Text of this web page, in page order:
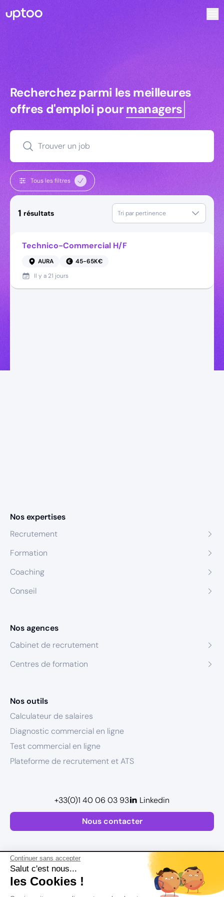
Continuer sans accepter
Salut c'est nous...
les Cookies !
Recherchez parmi les meilleures
Recherchez parmi les meilleures
offres d'emploi pourmanagers
Trouver un job
Tous les filtres
1 résultats Tri par pertinence
Technico-Commercial H/F
AURA
45-65K€
Il y a 21 jours
Nos expertises
Recrutement
Formation
Coaching
Conseil
Nos agences
Cabinet de recrutement
Centres de formation
Nos outils
Calculateur de salaires
Diagnostic commercial en ligne
Test commercial en ligne
Plateforme de recrutement et ATS
Nous contacter
+33(0)1 40 06 03 93 Linkedin